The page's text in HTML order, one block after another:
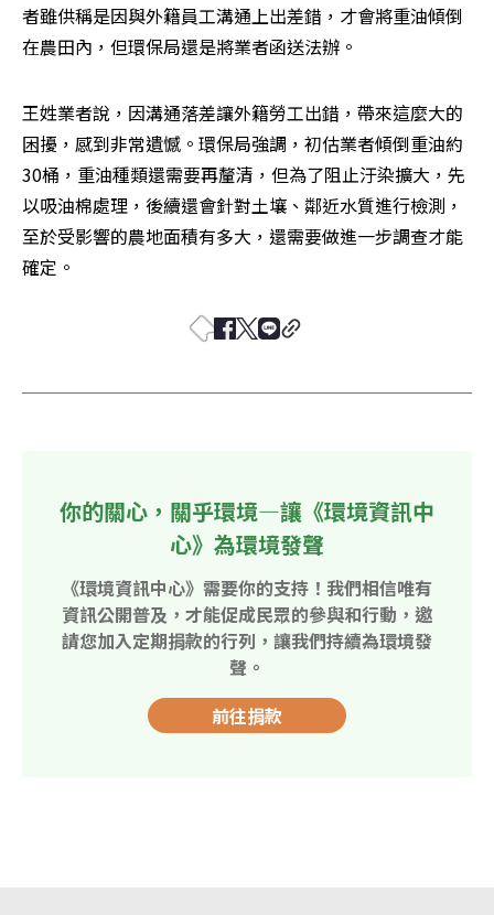
者雖供稱是因與外籍員工溝通上出差錯，才會將重油傾倒
在農田內，但環保局還是將業者函送法辦。
王姓業者說，因溝通落差讓外籍勞工出錯，帶來這麼大的
困擾，感到非常遺憾。環保局強調，初估業者傾倒重油約
30桶，重油種類還需要再釐清，但為了阻止汙染擴大，先
以吸油棉處理，後續還會針對土壤、鄰近水質進行檢測，
至於受影響的農地面積有多大，還需要做進一步調查才能
確定。
你的關心，關乎環境—讓《環境資訊中
心》為環境發聲
《環境資訊中心》需要你的支持！我們相信唯有
資訊公開普及，才能促成民眾的參與和行動，邀
請您加入定期捐款的行列，讓我們持續為環境發
聲。
前往捐款